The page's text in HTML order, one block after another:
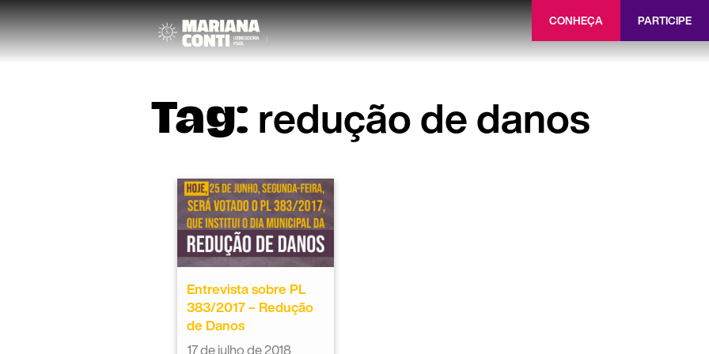
CONHEÇA PARTICIPE
Tag: redução de danos
Entrevista sobre PL
383/2017 – Redução
de Danos
17 de julho de 2018